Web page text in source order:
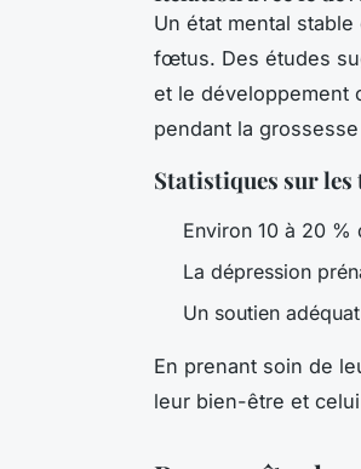
Un état mental
fœtus. Des études
et le développement
pendant la
Statistiques sur
Environ 10 à 20 %
La dépression
Un soutien
En prenant soin de
leur bien-être et